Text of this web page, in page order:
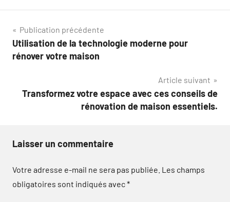
Navigation
de
Publication précédente
Utilisation de la technologie moderne pour
rénover votre maison
Article suivant
Transformez votre espace avec ces conseils de
rénovation de maison essentiels.
Laisser un commentaire
Votre adresse e-mail ne sera pas publiée. Les champs
obligatoires sont indiqués avec*